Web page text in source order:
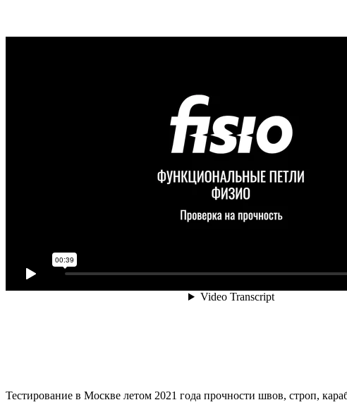
Тестирование в Москве летом 2021 года прочности швов, строп,